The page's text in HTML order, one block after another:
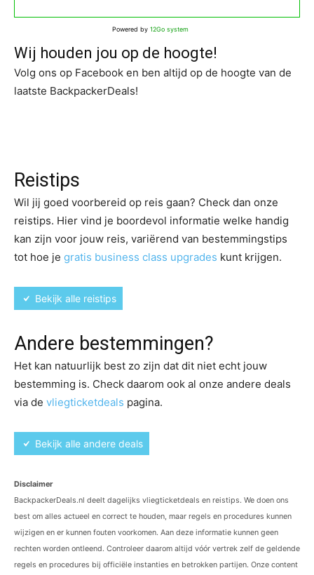
Powered by 12Go system
Wij houden jou op de hoogte!
Volg ons op Facebook en ben altijd op de hoogte van de
laatste BackpackerDeals!
Reistips
Wil jij goed voorbereid op reis gaan? Check dan onze
reistips. Hier vind je boordevol informatie welke handig
kan zijn voor jouw reis, variërend van bestemmingstips
tot hoe je gratis business class upgrades kunt krijgen.
Bekijk alle reistips
Andere bestemmingen?
Het kan natuurlijk best zo zijn dat dit niet echt jouw
bestemming is. Check daarom ook al onze andere deals
via de vliegticketdeals pagina.
Bekijk alle andere deals
Disclaimer
BackpackerDeals.nl deelt dagelijks vliegticketdeals en reistips. We doen ons
best om alles actueel en correct te houden, maar regels en procedures kunnen
wijzigen en er kunnen fouten voorkomen. Aan deze informatie kunnen geen
rechten worden ontleend. Controleer daarom altijd vóór vertrek zelf de geldende
regels en procedures bij officiële instanties en betrokken partijen. Onze content